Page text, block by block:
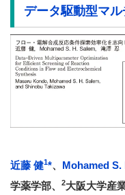
データ駆動型マ
近藤 健1*、 Mohamed S.
学薬学部、
2大阪大学産